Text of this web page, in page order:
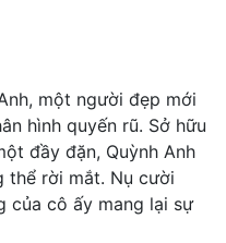
một người đẹp mới
hình quyến rũ. Sở hữu
đầy đặn, Quỳnh Anh
thể rời mắt. Nụ cười
của cô ấy mang lại sự